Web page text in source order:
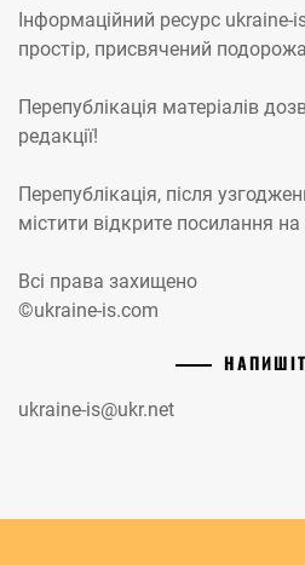
Інформаційний ресурс ukraine-
простір, присвячений
Перепублікація матеріалів
редакції!
Перепублікація, після
містити відкрите посилання
Всі права захищено
©ukraine-is.com
ukraine-is@ukr.net